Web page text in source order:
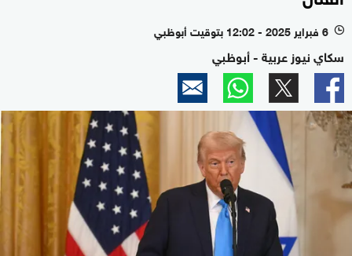
l 6 فبراير 2025 - 12:02 بتوقيت أبوظبي
سكاي نيوز عربية - أبوظبي